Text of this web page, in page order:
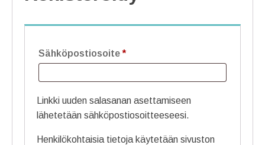
Sähköpostiosoite*Vaaditaan
Linkki uuden salasanan asettamiseen
lähetetään sähköpostiosoitteeseesi.
Henkilökohtaisia tietoja käytetään sivuston